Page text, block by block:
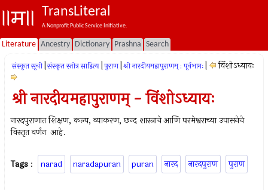
TransLiteral
A Nonprofit Public Service Initiative.
Literature Ancestry Dictionary Prashna Search
संस्कृत सूची संस्कृत स्तोत्र साहित्य पुराण श्री नारदीयमहापुराणम् : पूर्वभागः विंशोऽध्यायः
श्री नारदीयमहापुराणम् - विंशोऽध्यायः
नारदपुराणात शिक्षण, कल्प, व्याकरण, छन्द शास्त्राचे आणि परमेश्वराच्या उपासनेचे
विस्तृत वर्णन आहे.
Tags : narad naradapuran puran नारद नारदपुराण पुराण